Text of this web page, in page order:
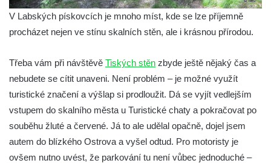
V Labských pískovcích je mnoho míst, kde se lze příjemně
procházet nejen ve stínu skalních stěn, ale i krásnou přírodou.
Třeba vám při návštěvě Tiských stěn zbyde ještě nějaký čas a
nebudete se cítit unaveni. Není problém – je možné využít
turistické značení a výšlap si prodloužit. Dá se vyjít vedlejším
vstupem do skalního města u Turistické chaty a pokračovat po
souběhu žluté a červené. Já to ale udělal opačně, dojel jsem
autem do blízkého Ostrova a vyšel odtud. Pro motoristy je
ovšem nutno uvést, že parkování tu není vůbec jednoduché –